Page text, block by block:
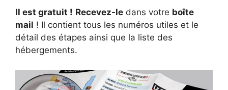
Il est gratuit ! Recevez-le dans votre boîte
mail ! Il contient tous les numéros utiles et le
détail des étapes ainsi que la liste des
hébergements.